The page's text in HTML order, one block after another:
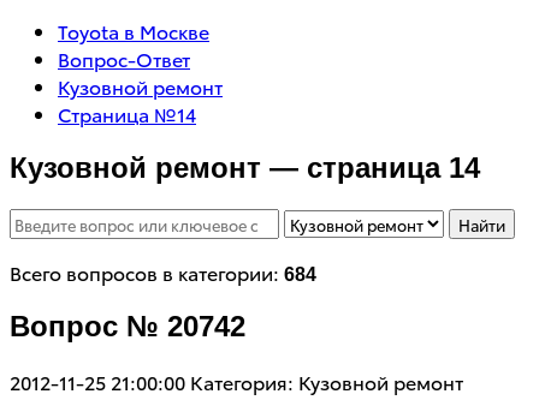
Toyota в Москве
Вопрос-Ответ
Кузовной ремонт
Страница №14
Кузовной ремонт — страница 14
Найти
Всего вопросов в категории: 684
Вопрос № 20742
2012-11-25 21:00:00 Категория: Кузовной ремонт